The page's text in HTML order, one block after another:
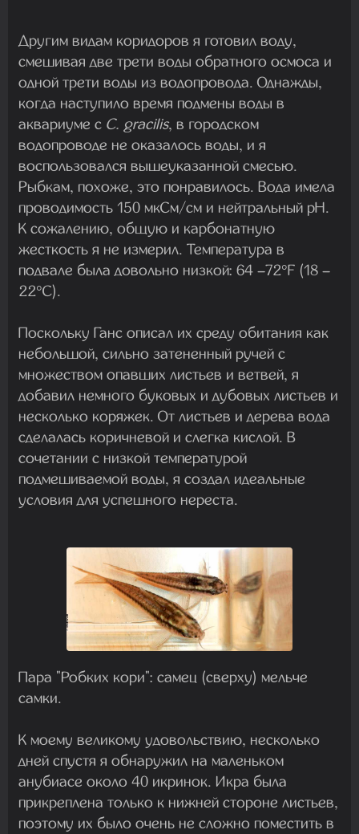
Другим видам коридоров я готовил воду,
смешивая две трети воды обратного осмоса и
одной трети воды из водопровода. Однажды,
когда наступило время подмены воды в
аквариуме с C. gracilis, в городском
водопроводе не оказалось воды, и я
воспользовался вышеуказанной смесью.
Рыбкам, похоже, это понравилось. Вода имела
проводимость 150 мкСм/см и нейтральный pH.
К сожалению, общую и карбонатную
жесткость я не измерил. Температура в
подвале была довольно низкой: 64 –72°F (18 –
22°C).
Поскольку Ганс описал их среду обитания как
небольшой, сильно затененный ручей с
множеством опавших листьев и ветвей, я
добавил немного буковых и дубовых листьев и
несколько коряжек. От листьев и дерева вода
сделалась коричневой и слегка кислой. В
сочетании с низкой температурой
подмешиваемой воды, я создал идеальные
условия для успешного нереста.
Пара "Робких кори": самец (сверху) мельче
самки.
К моему великому удовольствию, несколько
дней спустя я обнаружил на маленьком
анубиасе около 40 икринок. Икра была
прикреплена только к нижней стороне листьев,
поэтому их было очень не сложно поместить в